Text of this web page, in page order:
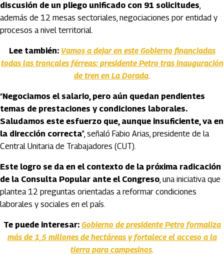
discusión de un pliego unificado con 91 solicitudes,
además de 12 mesas sectoriales, negociaciones por entidad y
procesos a nivel territorial.
Lee también: Vamos a dejar en este Gobierno financiadas
todas las troncales férreas: presidente Petro tras inauguración
de tren en La Dorada.
“Negociamos el salario, pero aún quedan pendientes
temas de prestaciones y condiciones laborales.
Saludamos este esfuerzo que, aunque insuficiente, va en
la dirección correcta”, señaló Fabio Arias, presidente de la
Central Unitaria de Trabajadores (CUT).
Este logro se da en el contexto de la próxima radicación
de la Consulta Popular ante el Congreso, una iniciativa que
plantea 12 preguntas orientadas a reformar condiciones
laborales y sociales en el país.
Te puede interesar: Gobierno de presidente Petro formaliza
más de 1,5 millones de hectáreas y fortalece el acceso a la
tierra para campesinos.